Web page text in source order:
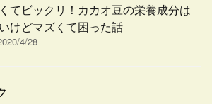
てビックリ！カカオ豆の栄養成分は
けどマズくて困った話
4/28